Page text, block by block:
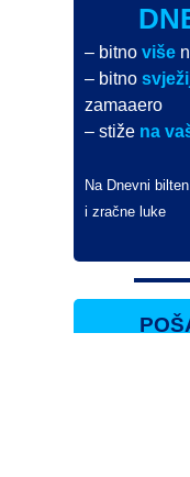
– bitnoviše
– bitno
zamaaero
– stiže na
Na Dnevni
i zračne luke